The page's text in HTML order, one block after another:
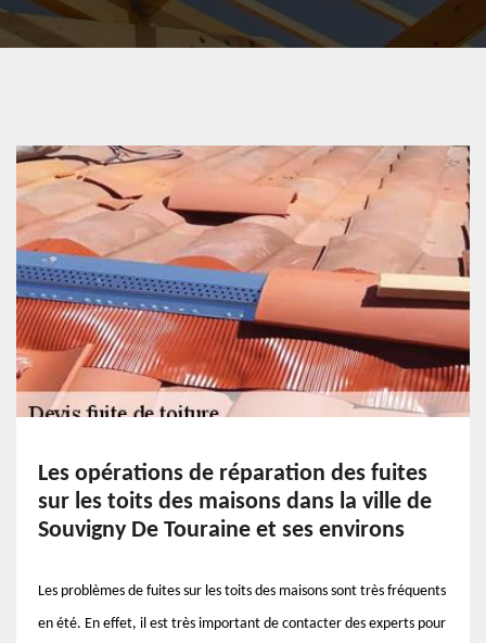
Les opérations de réparation des fuites
sur les toits des maisons dans la ville de
Souvigny De Touraine et ses environs
Les problèmes de fuites sur les toits des maisons sont très fréquents
en été. En effet, il est très important de contacter des experts pour